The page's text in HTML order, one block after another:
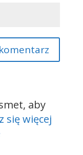
aby
się więcej